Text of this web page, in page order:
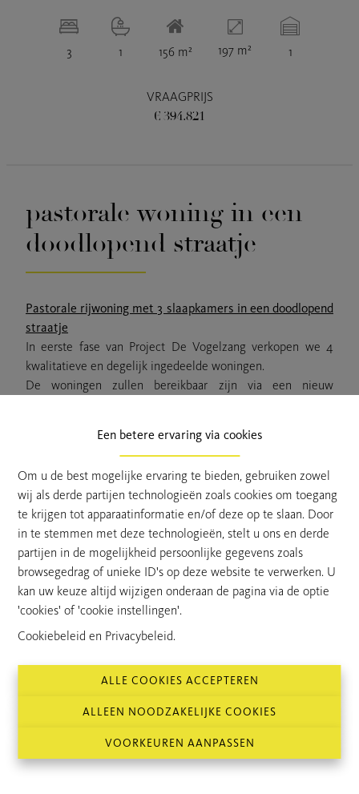
Een betere ervaring via cookies
Om u de best mogelijke ervaring te bieden, gebruiken zowel
wij als derde partijen technologieën zoals cookies om toegang
te krijgen tot apparaatinformatie en/of deze op te slaan. Door
in te stemmen met deze technologieën, stelt u ons en derde
partijen in de mogelijkheid persoonlijke gegevens zoals
browsegedrag of unieke ID's op deze website te verwerken. U
kan uw keuze altijd wijzigen onderaan de pagina via de optie
'cookies' of 'cookie instellingen'.
Cookiebeleid en Privacybeleid.
ALLE COOKIES ACCEPTEREN
ALLEEN NOODZAKELIJKE COOKIES
VOORKEUREN AANPASSEN
3 1 156 m² 197 m² 1
VRAAGPRIJS
€ 394.821
pastorale woning in een
doodlopend straatje
Pastorale rijwoning met 3 slaapkamers in een doodlopend
straatje
In eerste fase van Project De Vogelzang verkopen we 4
kwalitatieve en degelijk ingedeelde woningen.
De woningen zullen bereikbaar zijn via een nieuw
Elke woning beschikt over een ruime leefruimte met open
slaapkamers.
Op de tweede verdieping is er nog een zolder te bereiken
via een uitklepbare trap.
Alle afwerking kan ook nog door de klant/koper worden
gekozen.
Op het terrein zijn ook parkeerplaatsen/opritten voorzien
die zullen worden toebedeeld aan de woningen. De
parkeerplaatsen hebben tevens standaard een voorziening
voor laadpaal.
lucht/water, zonnepanelen, ventilatiesysteem D etc. Dit om
Bij info of interesse, bel Laurens op 0471/36.49.78 of